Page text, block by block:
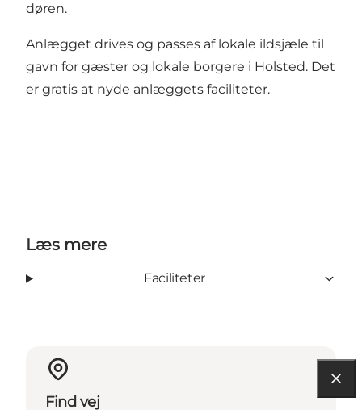
døren.
Anlægget drives og passes af lokale ildsjæle til
gavn for gæster og lokale borgere i Holsted. Det
er gratis at nyde anlæggets faciliteter.
Læs mere
Faciliteter
Find vej